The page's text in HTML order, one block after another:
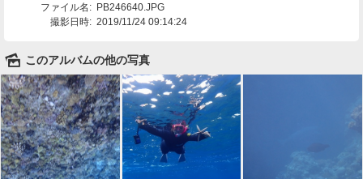
ファイル名: PB246640.JPG
撮影日時: 2019/11/24 09:14:24
🌄 このアルバムの他の写真